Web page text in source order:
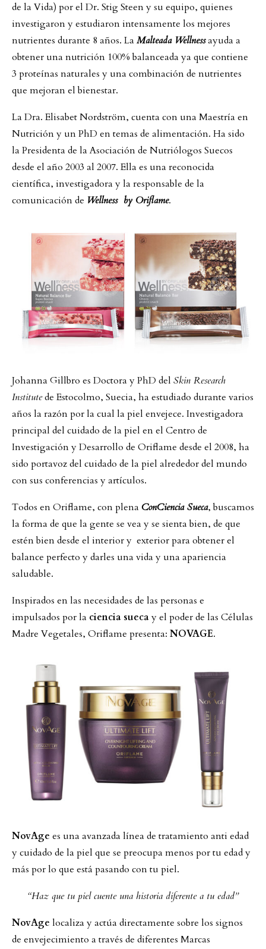
de la Vida) por el Dr. Stig Steen y su equipo, quienes
investigaron y estudiaron intensamente los mejores
nutrientes durante 8 años. La Malteada Wellnessayuda a
obtener una nutrición 100% balanceada ya que contiene
3 proteínas naturales y una combinación de nutrientes
que mejoran el bienestar.
La Dra. Elisabet Nordström, cuenta con una Maestría en
Nutrición y un PhD en temas de alimentación. Ha sido
la Presidenta de la Asociación de Nutriólogos Suecos
desde el año 2003 al 2007. Ella es una reconocida
científica, investigadora y la responsable de la
comunicación de Wellness by Oriflame.
Johanna Gillbro es Doctora y PhD del Skin Research
Institutede Estocolmo, Suecia, ha estudiado durante varios
años la razón por la cual la piel envejece. Investigadora
principal del cuidado de la piel en el Centro de
Investigación y Desarrollo de Oriflame desde el 2008, ha
sido portavoz del cuidado de la piel alrededor del mundo
con sus conferencias y artículos.
Todos en Oriflame, con plena ConCiencia Sueca, buscamos
la forma de que la gente se vea y se sienta bien, de que
estén bien desde el interior y exterior para obtener el
balance perfecto y darles una vida y una apariencia
saludable.
Inspirados en las necesidades de las personas e
impulsados por la ciencia suecay el poder de las Células
Madre Vegetales, Oriflame presenta: NOVAGE.
NovAge es una avanzada línea de tratamiento anti edad
y cuidado de la piel que se preocupa menos por tu edad y
más por lo que está pasando con tu piel.
“Haz que tu piel cuente una historia diferente a tu edad”
NovAge localiza y actúa directamente sobre los signos
de envejecimiento a través de diferentes Marcas